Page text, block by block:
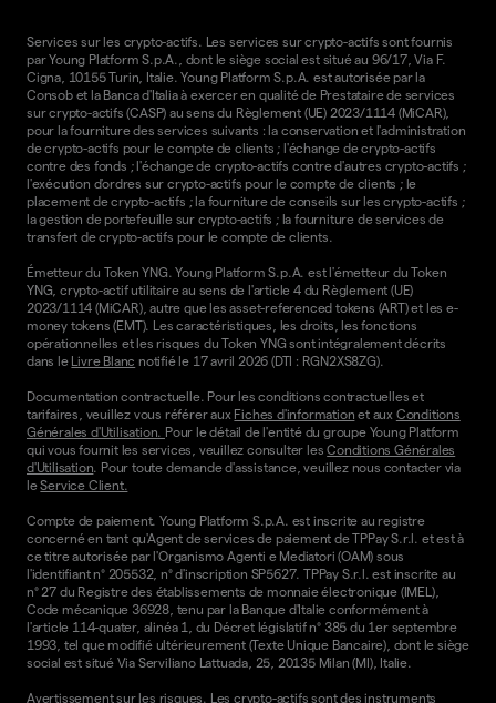
Services sur les crypto-actifs. Les services sur crypto-actifs sont fournis
par Young Platform S.p.A., dont le siège social est situé au 96/17, Via F.
Cigna, 10155 Turin, Italie. Young Platform S.p.A. est autorisée par la
Consob et la Banca d'Italia à exercer en qualité de Prestataire de services
sur crypto-actifs (CASP) au sens du Règlement (UE) 2023/1114 (MiCAR),
pour la fourniture des services suivants : la conservation et l'administration
de crypto-actifs pour le compte de clients ; l'échange de crypto-actifs
contre des fonds ; l'échange de crypto-actifs contre d'autres crypto-actifs ;
l'exécution d'ordres sur crypto-actifs pour le compte de clients ; le
placement de crypto-actifs ; la fourniture de conseils sur les crypto-actifs ;
la gestion de portefeuille sur crypto-actifs ; la fourniture de services de
transfert de crypto-actifs pour le compte de clients.
Émetteur du Token YNG. Young Platform S.p.A. est l'émetteur du Token
YNG, crypto-actif utilitaire au sens de l'article 4 du Règlement (UE)
2023/1114 (MiCAR), autre que les asset-referenced tokens (ART) et les e-
money tokens (EMT). Les caractéristiques, les droits, les fonctions
opérationnelles et les risques du Token YNG sont intégralement décrits
dans le Livre Blanc notifié le 17 avril 2026 (DTI : RGN2XS8ZG).
Documentation contractuelle. Pour les conditions contractuelles et
tarifaires, veuillez vous référer aux Fiches d'information et aux Conditions
Générales d'Utilisation. Pour le détail de l'entité du groupe Young Platform
qui vous fournit les services, veuillez consulter lesConditions Générales
d'Utilisation. Pour toute demande d'assistance, veuillez nous contacter via
leService Client.
Compte de paiement. Young Platform S.p.A. est inscrite au registre
concerné en tant qu'Agent de services de paiement de TPPay S.r.l. et est à
ce titre autorisée par l'Organismo Agenti e Mediatori (OAM) sous
l'identifiant n° 205532, n° d'inscription SP5627. TPPay S.r.l. est inscrite au
n° 27 du Registre des établissements de monnaie électronique (IMEL),
Code mécanique 36928, tenu par la Banque d'Italie conformément à
l'article 114-quater, alinéa 1, du Décret législatif n° 385 du 1er septembre
1993, tel que modifié ultérieurement (Texte Unique Bancaire), dont le siège
social est situé Via Serviliano Lattuada, 25, 20135 Milan (MI), Italie.
Avertissement sur les risques. Les crypto-actifs sont des instruments